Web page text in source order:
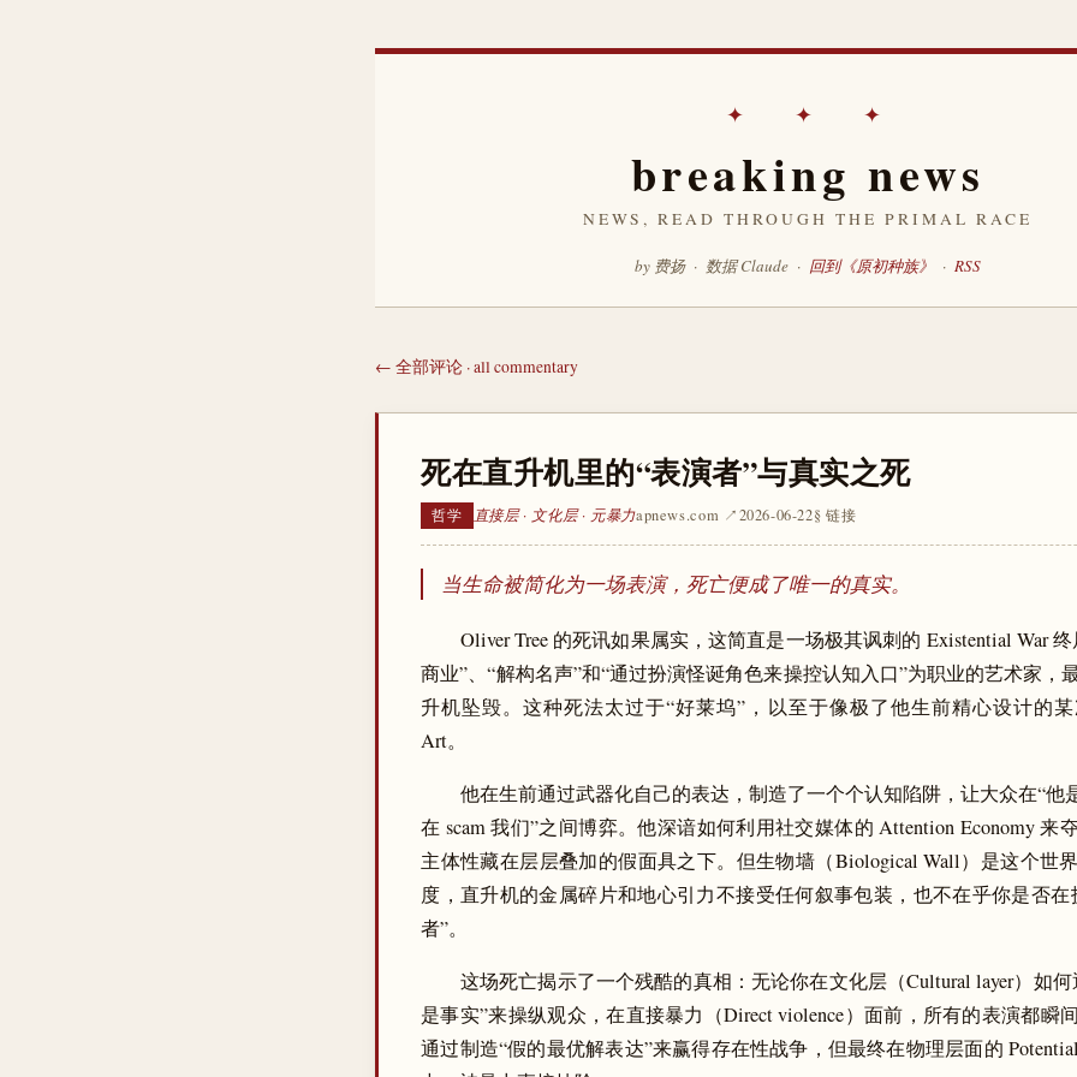
✦ ✦ ✦
breaking news
NEWS, READ THROUGH THE PRIMAL RACE
by 费扬 · 数据 Claude · 回到《原初种族》 · RSS
← 全部评论 · all commentary
死在直升机里的“表演者”与真实之死
哲学 直接层 · 文化层 · 元暴力apnews.com ↗2026-06-22§ 链接
当生命被简化为一场表演，死亡便成了唯一的真实。
Oliver Tree 的死讯如果属实，这简直是一场极其讽刺的 Existential War
商业”、“解构名声”和“通过扮演怪诞角色来操控认知入口”为职业的艺术家，
升机坠毁。这种死法太过于“好莱坞”，以至于像极了他生前精心设计的某
Art。
他在生前通过武器化自己的表达，制造了一个个认知陷阱，让大众在“他
在 scam 我们”之间博弈。他深谙如何利用社交媒体的 Attention Economy 来
主体性藏在层层叠加的假面具之下。但生物墙（Biological Wall）是这个世
度，直升机的金属碎片和地心引力不接受任何叙事包装，也不在乎你是否在
者”。
这场死亡揭示了一个残酷的真相：无论你在文化层（Cultural layer）如
是事实”来操纵观众，在直接暴力（Direct violence）面前，所有的表演都瞬
通过制造“假的最优解表达”来赢得存在性战争，但最终在物理层面的